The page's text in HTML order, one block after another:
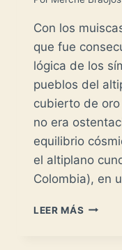
Con los
que fue
lógica de los
pueblos del
cubierto de
no era
equilibrio
el altiplano
Colombia), en
LEER MÁS LOS